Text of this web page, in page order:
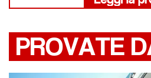
PROVATE